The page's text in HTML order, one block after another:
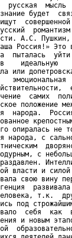
русская  мысль
будет
ищут
А.С.
Россия!» Это
пыталась  уйти
в    идеальную
или
самих
положение
народа.
опиралась
народа, с
с
власти и
свою вину
т.к.
под
себя  как
и новым